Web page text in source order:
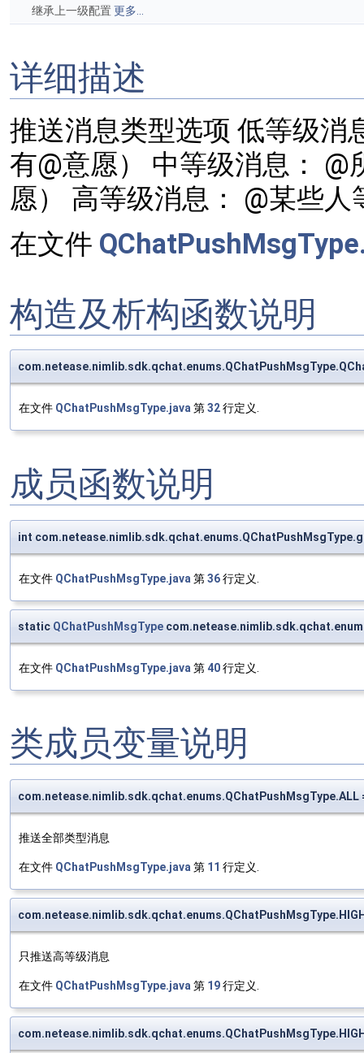
继承上一级配置 更多...
详细描述
推送消息类型选项 低等级消
有@意愿） 中等级消息：
愿） 高等级消息： @某些
在文件
构造及析构函数说明
在文件 QChatPushMsgType.java第32行定义.
成员函数说明
int
在文件 QChatPushMsgType.java 第36行定义.
static QChatPushMsgType
在文件 QChatPushMsgType.java 第 40行定义.
类成员变量说明
com.netease.nimlib.sdk.qchat.enums.QChatPushMsgType.ALL
推送全部类型消息
在文件 QChatPushMsgType.java 第 11 行定义.
只推送高等级消息
在文件 QChatPushMsgType.java 第 19行定义.